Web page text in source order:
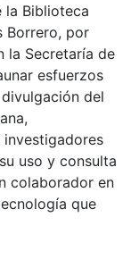
la Biblioteca
Borrero, por
la Secretaría de
esfuerzos
del
investigadores
uso y consulta
colaborador en
que